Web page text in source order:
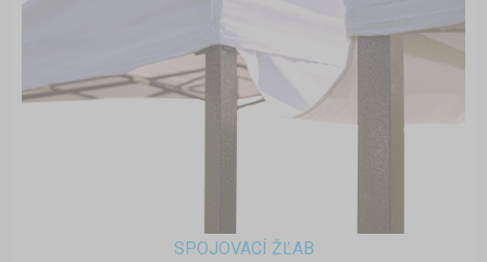
SPOJOVACÍ ŽĽAB